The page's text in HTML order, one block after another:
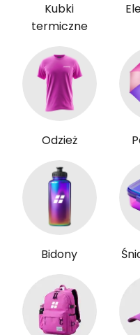
Kubki
termiczne
Odzież
Bidony